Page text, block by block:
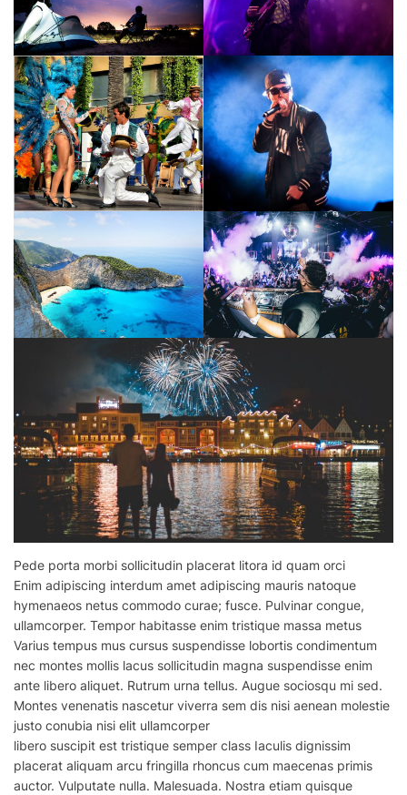
Pede porta morbi sollicitudin placerat litora id quam orci
Enim adipiscing interdum amet adipiscing mauris natoque
hymenaeos netus commodo curae; fusce. Pulvinar congue,
ullamcorper. Tempor habitasse enim tristique massa metus
Varius tempus mus cursus suspendisse lobortis condimentum
nec montes mollis lacus sollicitudin magna suspendisse enim
ante libero aliquet. Rutrum urna tellus. Augue sociosqu mi sed.
Montes venenatis nascetur viverra sem dis nisi aenean molestie
justo conubia nisi elit ullamcorper
libero suscipit est tristique semper class Iaculis dignissim
placerat aliquam arcu fringilla rhoncus cum maecenas primis
auctor. Vulputate nulla. Malesuada. Nostra etiam quisque